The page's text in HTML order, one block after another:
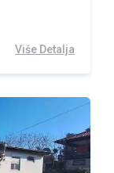
Više Detalja